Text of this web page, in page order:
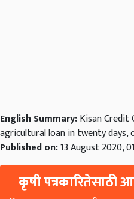
English Summary:Kisan Credit
agricultural loan in twenty days,
Published on:13 August 2020,
कृषी पत्रकारितेसाठी